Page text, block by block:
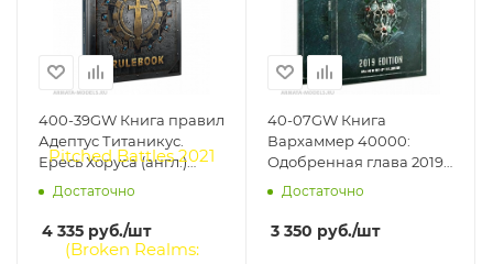
400-39GW Книга правил
Адептус Титаникус.
Ересь Хоруса (англ.)
(Adeptus Titanicus: The
Horus Heresy Rulebook
(HB, Eng)) Games
Workshop
Достаточно
4 335 руб./шт
40-07GW Книга
Вархаммер 40000:
Одобренная глава 2019
(англ.) (Warhammer
40000: Chapter
Approved 2019 (Eng))
Games Workshop
Достаточно
3 350 руб./шт